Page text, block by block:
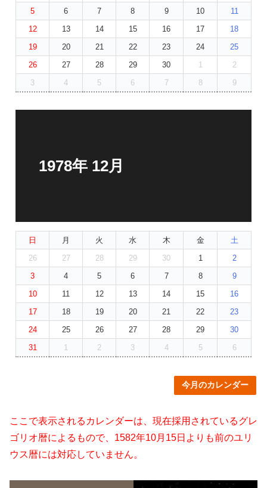
5
6 7 8 9 10
11
12
13 14 15 16 17
18
19
20 21 22 23 24
25
26
27 28 29 30 1
2
3
4 5 6 7 8 9
1978年 12月
日 月 火 水 木 金
土
26
27 28 29 30 1
2
3
4 5 6 7 8
9
10
11 12 13 14 15
16
17
18 19 20 21 22
23
24
25 26 27 28 29
30
31
1 2 3 4 5 6
今月のカレンダー
ここで表示されるカレンダーは、現在採用されているグレ
ゴリオ暦によるもので、1582年10月15日よりも前のユリ
ウス暦には対応していません。